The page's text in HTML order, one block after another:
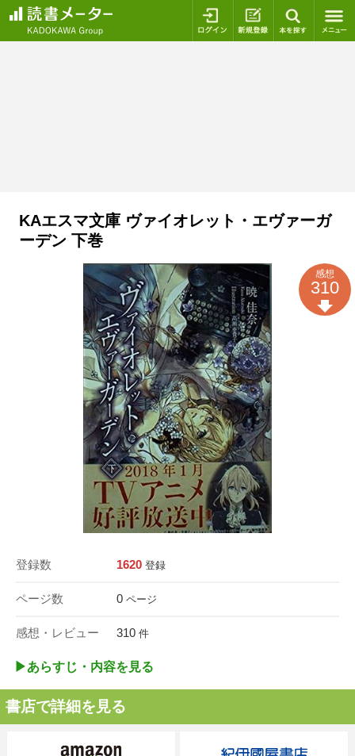
ログイン 新規登録
KAエスマ文庫 ヴァイオレット・エヴァーガ
ーデン 下巻
登録数 1620 登録
ページ数 0 ページ
感想・レビュー 310 件
感想
310
▶︎あらすじ・内容を見る
書店で詳細を見る